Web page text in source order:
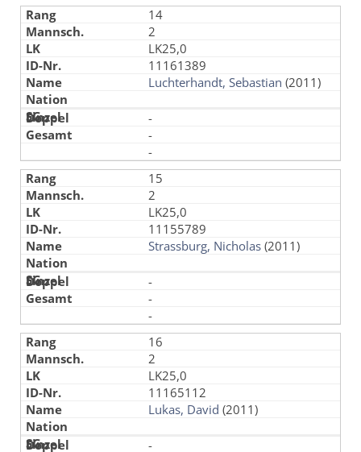
14
2
LK25,0
11161389
Luchterhandt, Sebastian (2011)
-
-
-
15
2
LK25,0
11155789
Strassburg, Nicholas (2011)
-
-
-
16
2
LK25,0
11165112
Lukas, David (2011)
-